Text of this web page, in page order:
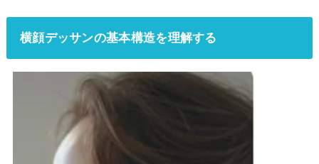
横顔デッサンの基本構造を理解する